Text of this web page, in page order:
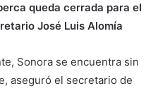
queda cerrada para el
José Luis Alomía
Sonora se encuentra sin
aseguró el secretario de